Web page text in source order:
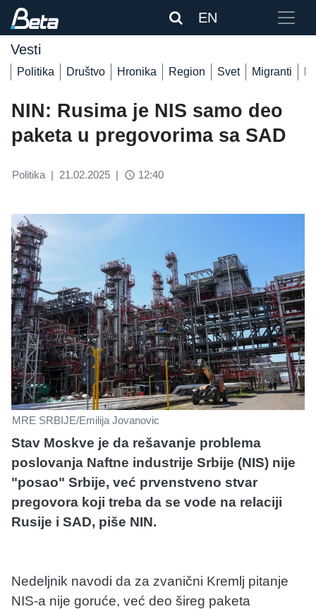
EN
Vesti
Politika Društvo Hronika Region Svet Migranti
NIN: Rusima je NIS samo deo
paketa u pregovorima sa SAD
Politika | 21.02.2025 | access_time 12:40
MRE SRBIJE/Emilija Jovanovic
Stav Moskve je da rešavanje problema
poslovanja Naftne industrije Srbije (NIS) nije
"posao" Srbije, već prvenstveno stvar
pregovora koji treba da se vode na relaciji
Rusije i SAD, piše NIN.
Nedeljnik navodi da za zvanični Kremlj pitanje
NIS-a nije goruće, već deo šireg paketa